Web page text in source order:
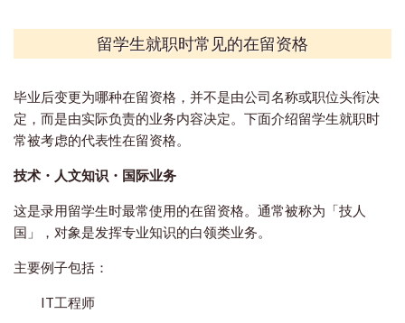
留学生就职时常见的在留资格
毕业后变更为哪种在留资格，并不是由公司名称或职位头衔决
定，而是由实际负责的业务内容决定。下面介绍留学生就职时
常被考虑的代表性在留资格。
技术・人文知识・国际业务
这是录用留学生时最常使用的在留资格。通常被称为「技人
国」，对象是发挥专业知识的白领类业务。
主要例子包括：
IT工程师